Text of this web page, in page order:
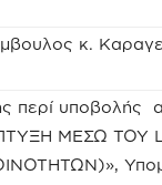
κ.
υποβολής
ΜΕΣΩ